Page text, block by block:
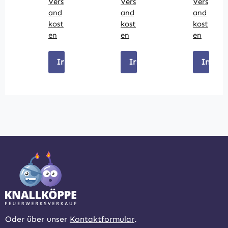
and
kost
en
In den Warenkorb
and
kost
en
In den Warenkorb
and
kost
en
In
Oder über unser Kontaktformular.